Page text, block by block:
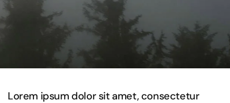
Lorem ipsum dolor sit amet, consectetur